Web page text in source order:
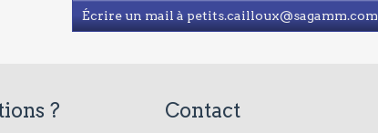
Écrire un mail à petits.cailloux@sagamm.com
? Contact